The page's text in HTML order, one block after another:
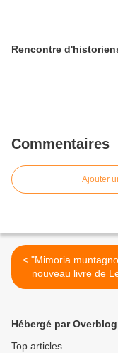
Rencontre
Commentaires
Ajouter
< "Mimoria muntagnola", le
nouveau livre de
Catena sera en
Hébergé par Overblog
Top articles